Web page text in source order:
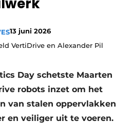
statement
13 juni 2026
VertiDrive en Alexander Pil
Day schetste Maarten
robots inzet om het
van stalen oppervlakken
en veiliger uit te voeren.